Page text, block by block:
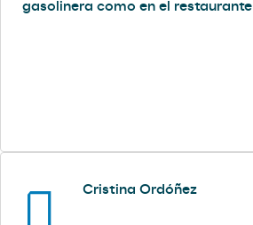
gasolinera como en el restaurante
Cristina Ordóñez